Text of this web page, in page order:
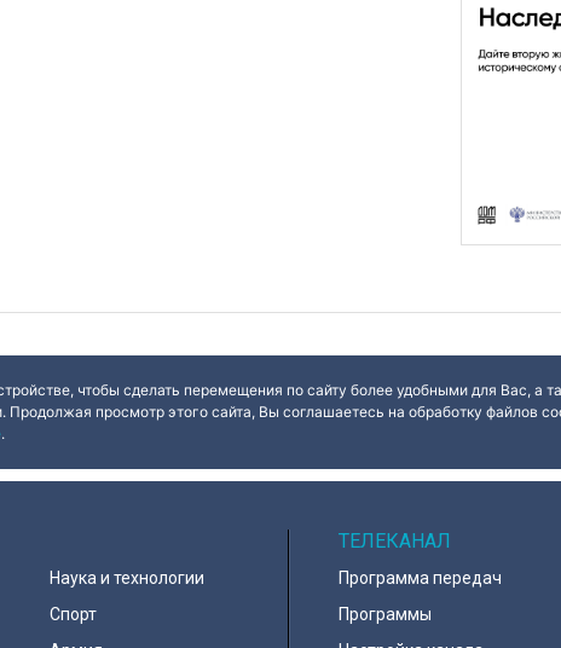
чтобы сделать перемещения по сайту более удобными для Вас, а
Продолжая просмотр этого сайта, Вы соглашаетесь на обработку файлов
.
Наука и технологии
Спорт
ТЕЛЕКАНАЛ
Программа передач
Программы